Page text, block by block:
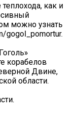
как и
можно узнать
gogol_pomortur.
корабелов
Двине,
области.